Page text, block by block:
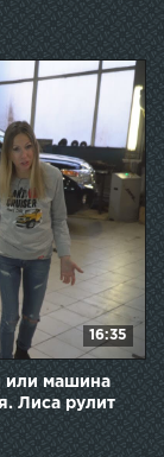
16:35
или машина
Лиса рулит